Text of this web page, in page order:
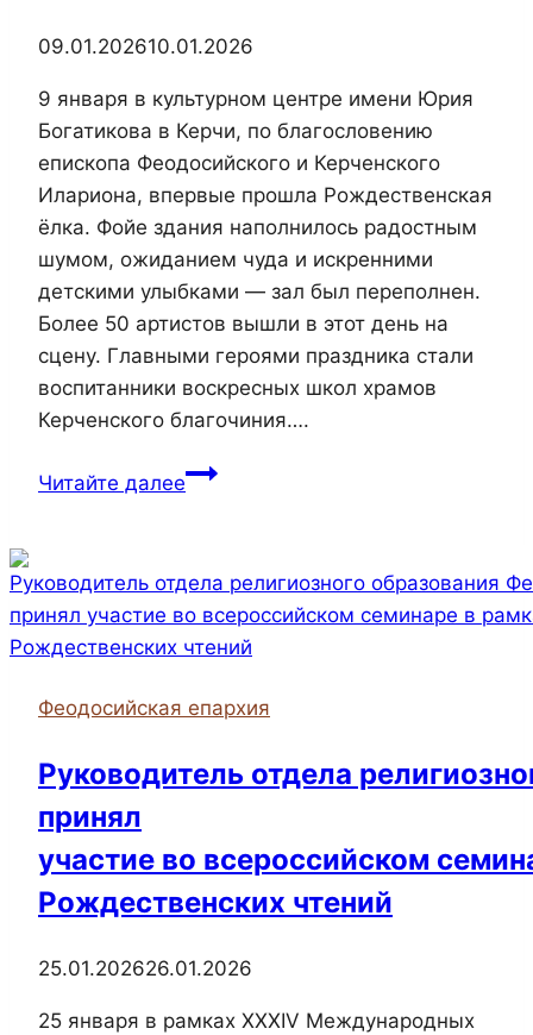
09.01.202610.01.2026
9 января в культурном центре имени Юрия
Богатикова в Керчи, по благословению
епископа Феодосийского и Керченского
Илариона, впервые прошла Рождественская
ёлка. Фойе здания наполнилось радостным
шумом, ожиданием чуда и искренними
детскими улыбками — зал был переполнен.
Более 50 артистов вышли в этот день на
сцену. Главными героями праздника стали
воспитанники воскресных школ храмов
Керченского благочиния….
Читайте далееВ
Рождественская
ёлка
Феодосийская епархия
Руководитель отдела
принял
участие во всероссийском
Рождественских чтений
25.01.202626.01.2026
25 января в рамках XXXIV Международных